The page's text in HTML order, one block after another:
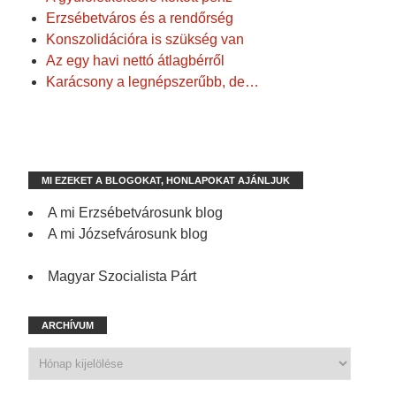
Erzsébetváros és a rendőrség
Konszolidációra is szükség van
Az egy havi nettó átlagbérről
Karácsony a legnépszerűbb, de…
MI EZEKET A BLOGOKAT, HONLAPOKAT AJÁNLJUK
A mi Erzsébetvárosunk blog
A mi Józsefvárosunk blog
Magyar Szocialista Párt
ARCHÍVUM